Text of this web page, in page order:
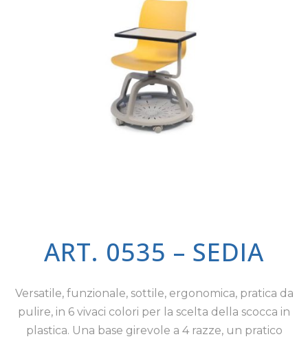
ART. 0535 – SEDIA
Versatile, funzionale, sottile, ergonomica, pratica da
pulire, in 6 vivaci colori per la scelta della scocca in
plastica. Una base girevole a 4 razze, un pratico